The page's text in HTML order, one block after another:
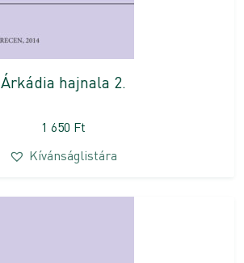
Árkádia hajnala 2.
1 650 Ft
Kívánságlistára